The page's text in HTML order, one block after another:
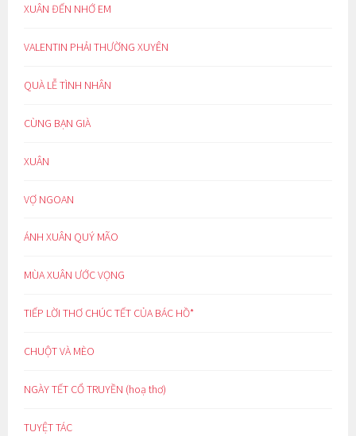
XUÂN ĐẾN NHỚ EM
VALENTIN PHẢI THƯỜNG XUYÊN
QUÀ LỄ TÌNH NHÂN
CÙNG BẠN GIÀ
XUÂN
VỢ NGOAN
ÁNH XUÂN QUÝ MÃO
MÙA XUÂN ƯỚC VỌNG
TIẾP LỜI THƠ CHÚC TẾT CỦA BÁC HỒ*
CHUỘT VÀ MÈO
NGÀY TẾT CỔ TRUYỀN (hoạ thơ)
TUYỆT TÁC